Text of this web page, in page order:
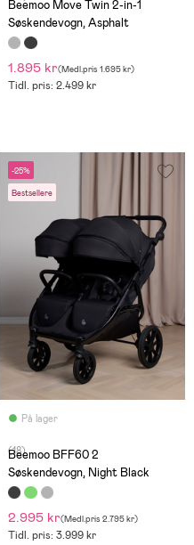
Beemoo Move Twin 2-in-1
Søskendevogn, Asphalt
1.895 kr(Medl.pris 1.695 kr)
Tidl. pris: 2.499 kr
-25%
Bestsellere
På lager
(18)
Beemoo BFF60 2
Søskendevogn, Night Black
2.995 kr(Medl.pris 2.795 kr)
Tidl. pris: 3.999 kr